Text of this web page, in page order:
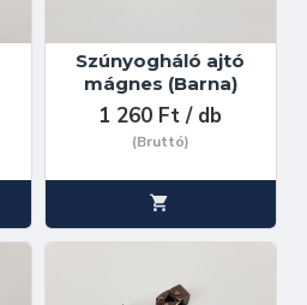
Szúnyogháló ajtó
mágnes (Barna)
1 260 Ft / db
(Bruttó)